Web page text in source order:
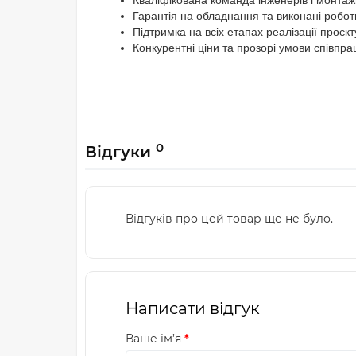
Гарантія на обладнання та виконані
Підтримка на всіх етапах реалізації
Конкурентні ціни та прозорі умови
Відгуки 0
Відгуків про цей товар ще не було.
Написати відгук
Ваше ім’я